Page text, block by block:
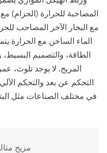
المصاحبة للحرارة (الحزام)
مع البخار الآخر المصاحب
الماء الساخن مع الحرارة
الطاقة، والتصميم البسيط،
المريح. لا يوجد تلوث،
التحكم عن بعد والتحكم
في مختلف الصناعات مثل
مزيج